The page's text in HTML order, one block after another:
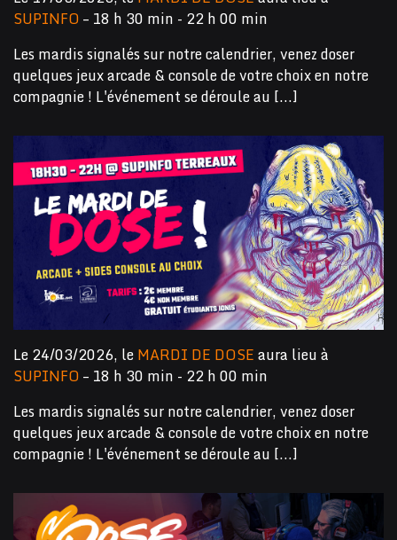
SUPINFO– 18 h 30 min - 22 h 00 min
Les mardis signalés sur notre calendrier, venez doser
quelques jeux arcade & console de votre choix en notre
compagnie ! L'événement se déroule au [...]
Le 24/03/2026, leMARDI DE DOSEaura lieu à
SUPINFO– 18 h 30 min - 22 h 00 min
Les mardis signalés sur notre calendrier, venez doser
quelques jeux arcade & console de votre choix en notre
compagnie ! L'événement se déroule au [...]